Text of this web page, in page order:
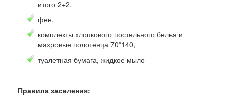
итого 2+2,
фен,
комплекты хлопкового постельного белья и
махровые полотенца 70*140,
туалетная бумага, жидкое мыло
Правила заселения: